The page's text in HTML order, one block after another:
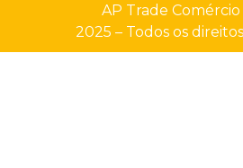
2025 – Todos os
AP Trade